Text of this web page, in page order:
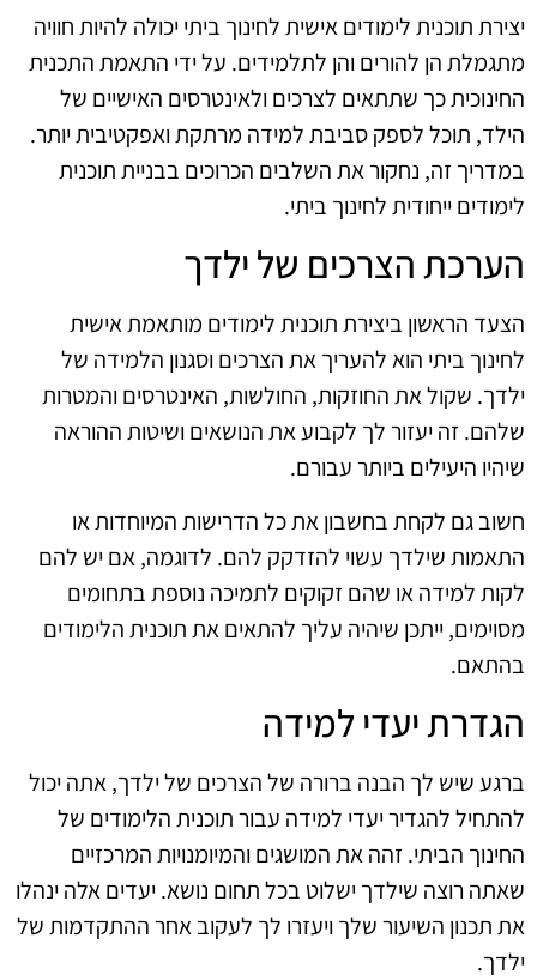
יצירת תוכנית לימודים אישית לחינוך ביתי יכולה להיות חוויה
מתגמלת הן להורים והן לתלמידים. על ידי התאמת התכנית
החינוכית כך שתתאים לצרכים ולאינטרסים האישיים של
הילד, תוכל לספק סביבת למידה מרתקת ואפקטיבית יותר.
במדריך זה, נחקור את השלבים הכרוכים בבניית תוכנית
לימודים ייחודית לחינוך ביתי.
הערכת הצרכים של ילדך
הצעד הראשון ביצירת תוכנית לימודים מותאמת אישית
לחינוך ביתי הוא להעריך את הצרכים וסגנון הלמידה של
ילדך. שקול את החוזקות, החולשות, האינטרסים והמטרות
שלהם. זה יעזור לך לקבוע את הנושאים ושיטות ההוראה
שיהיו היעילים ביותר עבורם.
חשוב גם לקחת בחשבון את כל הדרישות המיוחדות או
התאמות שילדך עשוי להזדקק להם. לדוגמה, אם יש להם
לקות למידה או שהם זקוקים לתמיכה נוספת בתחומים
מסוימים, ייתכן שיהיה עליך להתאים את תוכנית הלימודים
בהתאם.
הגדרת יעדי למידה
ברגע שיש לך הבנה ברורה של הצרכים של ילדך, אתה יכול
להתחיל להגדיר יעדי למידה עבור תוכנית הלימודים של
החינוך הביתי. זהה את המושגים והמיומנויות המרכזיים
שאתה רוצה שילדך ישלוט בכל תחום נושא. יעדים אלה ינהלו
את תכנון השיעור שלך ויעזרו לך לעקוב אחר ההתקדמות של
ילדך.